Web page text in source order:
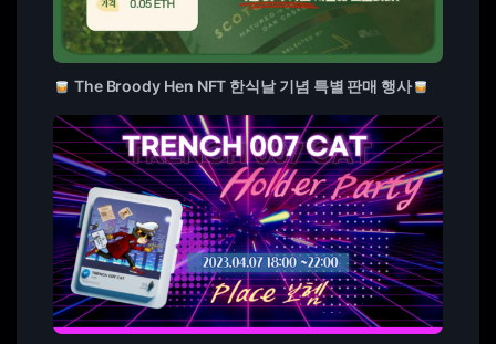
The Broody Hen NFT 한식날 기념 특별 판매 행사